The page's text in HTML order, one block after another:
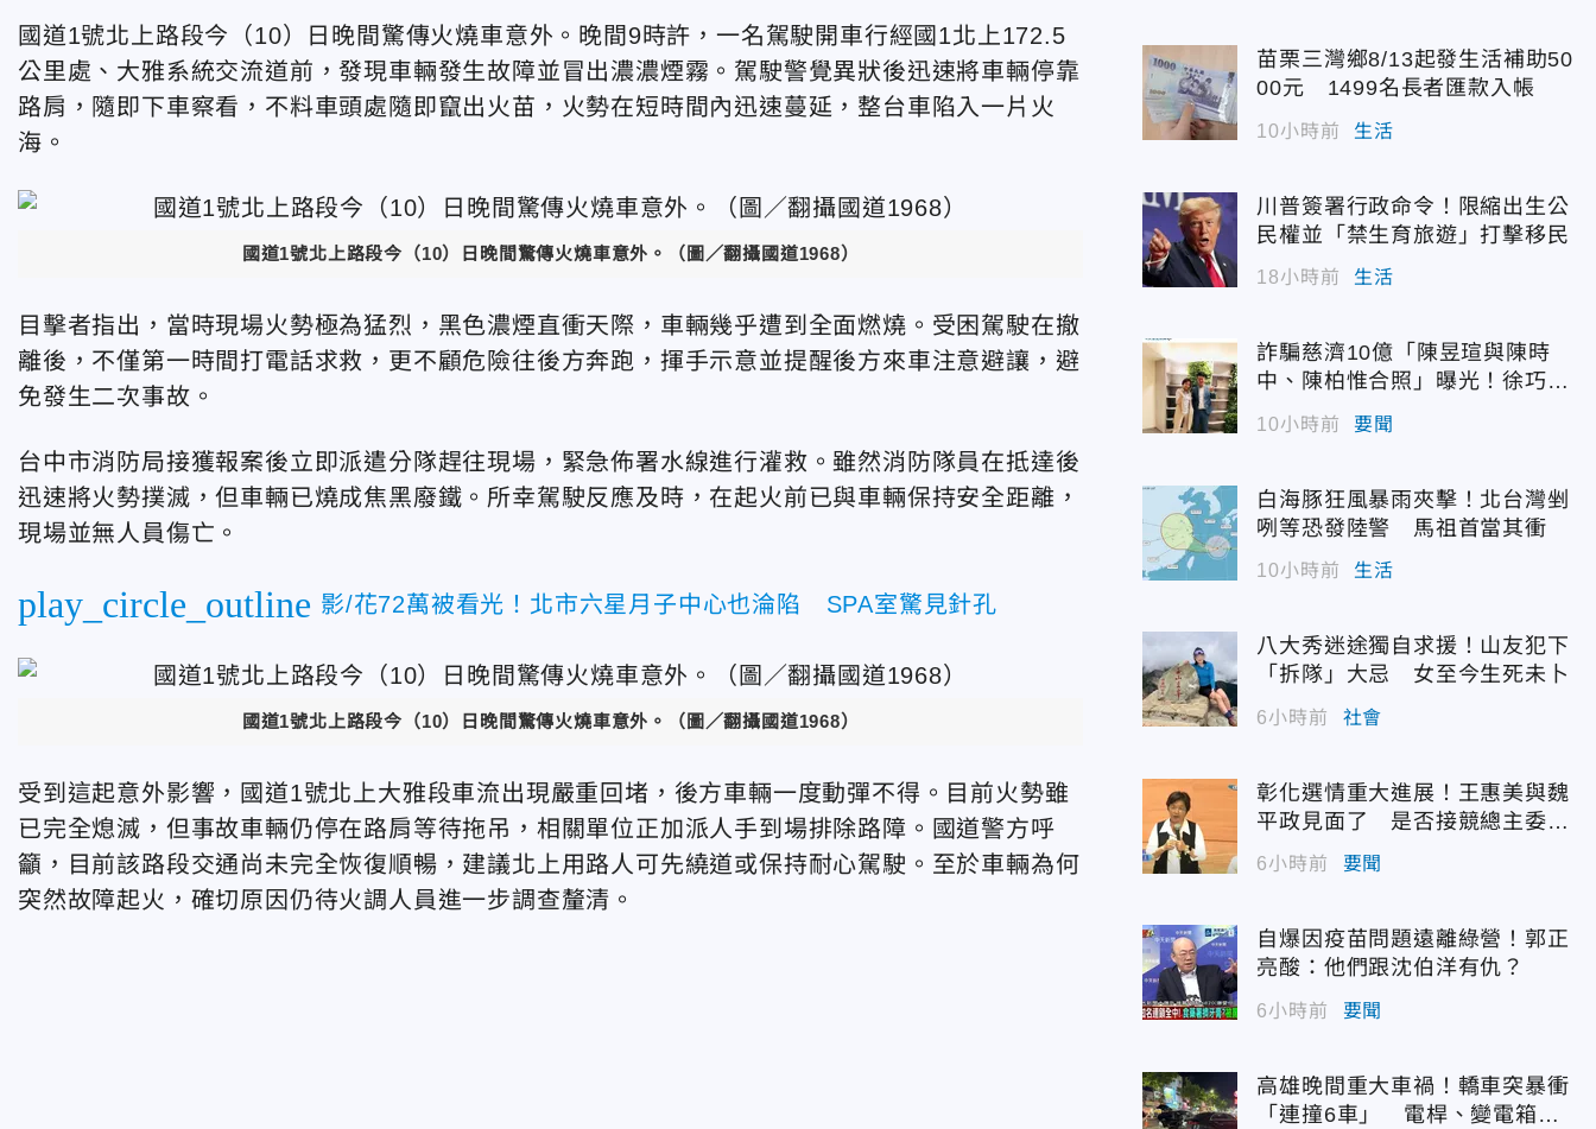
國道1號北上路段今（10）日晚間驚傳火燒車意外。晚間9時許，一名駕駛開車行經國1北上172.5
公里處、大雅系統交流道前，發現車輛發生故障並冒出濃濃煙霧。駕駛警覺異狀後迅速將車輛停靠
路肩，隨即下車察看，不料車頭處隨即竄出火苗，火勢在短時間內迅速蔓延，整台車陷入一片火
海。
國道1號北上路段今（10）日晚間驚傳火燒車意外 。（圖／翻攝國道1968）
目擊者指出，當時現場火勢極為猛烈，黑色濃煙直衝天際，車輛幾乎遭到全面燃燒。受困駕駛在撤
離後，不僅第一時間打電話求救，更不顧危險往後方奔跑，揮手示意並提醒後方來車注意避讓，避
免發生二次事故。
台中市消防局接獲報案後立即派遣分隊趕往現場，緊急佈署水線進行灌救。雖然消防隊員在抵達後
迅速將火勢撲滅，但車輛已燒成焦黑廢鐵。所幸駕駛反應及時，在起火前已與車輛保持安全距離，
現場並無人員傷亡。
play_circle_outline 影/花72萬被看光！北市六星月子中心也淪陷 SPA室驚見針孔
國道1號北上路段今（10）日晚間驚傳火燒車意外 。（圖／翻攝國道1968）
受到這起意外影響，國道1號北上大雅段車流出現嚴重回堵，後方車輛一度動彈不得。目前火勢雖
已完全熄滅，但事故車輛仍停在路肩等待拖吊，相關單位正加派人手到場排除路障。國道警方呼
籲，目前該路段交通尚未完全恢復順暢，建議北上用路人可先繞道或保持耐心駕駛。至於車輛為何
突然故障起火，確切原因仍待火調人員進一步調查釐清。
苗栗三灣鄉8/13起發生活補助50
00元 1499名長者匯款入帳
10小時前 生活
川普簽署行政命令！限縮出生公
民權並「禁生育旅遊」打擊移民
18小時前 生活
詐騙慈濟10億「陳昱瑄與陳時
中、陳柏惟合照」曝光！徐巧芯
震撼出手
10小時前 要聞
白海豚狂風暴雨夾擊！北台灣剉
咧等恐發陸警 馬祖首當其衝
10小時前 生活
八大秀迷途獨自求援！山友犯下
「拆隊」大忌 女至今生死未卜
6小時前 社會
彰化選情重大進展！王惠美與魏
平政見面了 是否接競總主委態
度曝光
6小時前 要聞
自爆因疫苗問題遠離綠營！郭正
亮酸：他們跟沈伯洋有仇？
6小時前 要聞
高雄晚間重大車禍！轎車突暴衝
「連撞6車」 電桿、變電箱全